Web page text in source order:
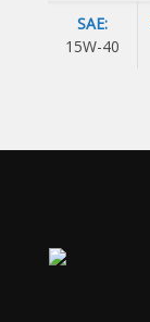
SAE:
15W-40